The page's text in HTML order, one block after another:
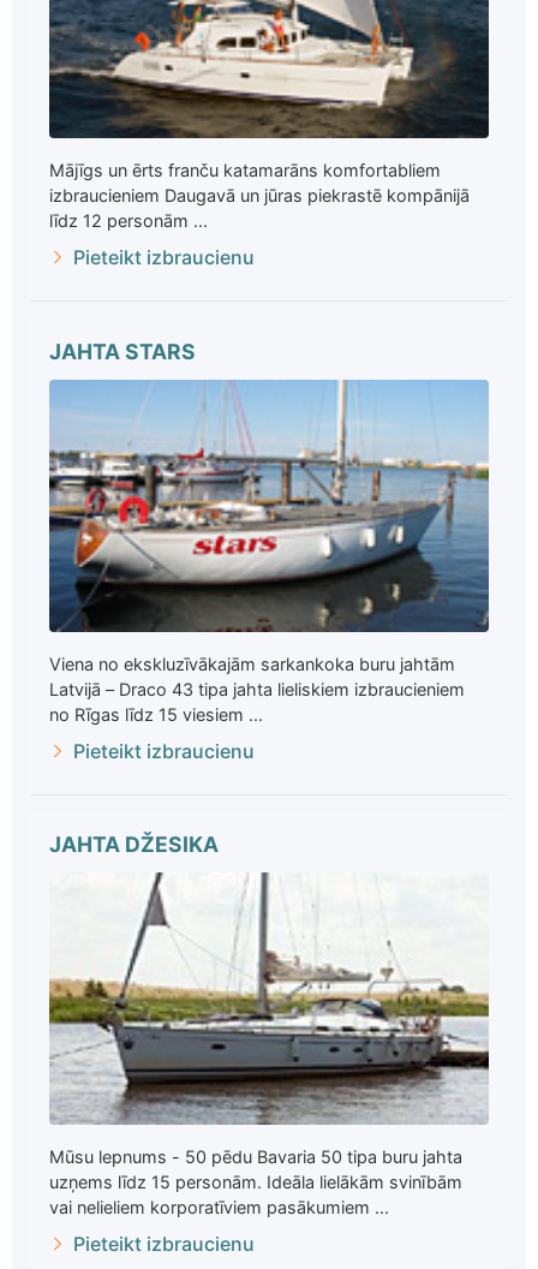
Mājīgs un ērts franču katamarāns komfortabliem
izbraucieniem Daugavā un jūras piekrastē kompānijā
līdz 12 personām ...
Pieteikt izbraucienu
JAHTA STARS
Viena no ekskluzīvākajām sarkankoka buru jahtām
Latvijā – Draco 43 tipa jahta lieliskiem izbraucieniem
no Rīgas līdz 15 viesiem ...
Pieteikt izbraucienu
JAHTA DŽESIKA
Mūsu lepnums - 50 pēdu Bavaria 50 tipa buru jahta
uzņems līdz 15 personām. Ideāla lielākām svinībām
vai nelieliem korporatīviem pasākumiem ...
Pieteikt izbraucienu